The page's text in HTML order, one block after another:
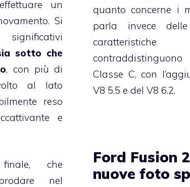
quanto concerne i
parla invece
Classe C, con
V8 5.5 e del V8 6.2.
un
Si
sotto che
, con più di
al lato
reso
e
che
nel
Ford Fusion
nuove foto